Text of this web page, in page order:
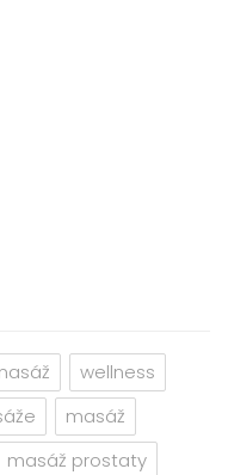
wellness
masáž
masáž prostaty